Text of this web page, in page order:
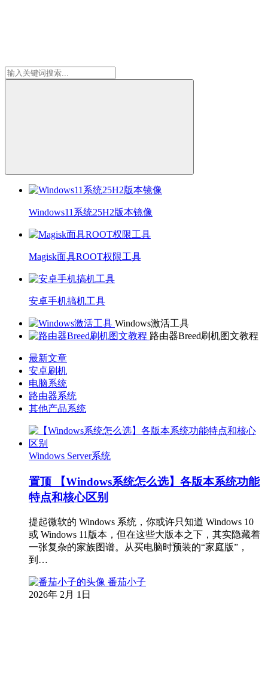
Windows11系统25H2版本镜像
Magisk面具ROOT权限工具
安卓手机搞机工具
Windows激活工具
路由器Breed刷机图文教程
最新文章
安卓刷机
电脑系统
路由器系统
其他产品系统
Windows Server系统
置顶 【Windows系统怎么选】各版本系统功能
特点和核心区别
提起微软的 Windows 系统，你或许只知道 Windows 10
或 Windows 11版本，但在这些大版本之下，其实隐藏着
一张复杂的家族图谱。从买电脑时预装的“家庭版”，
到…
番茄小子
2026年 2月 1日